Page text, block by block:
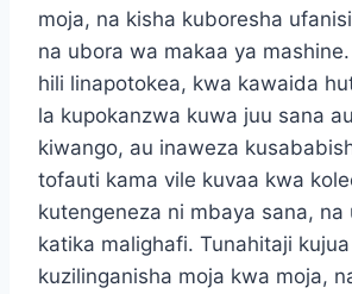
moja, na kisha kuboresha
na ubora wa makaa ya
hili linapotokea, kwa kawaida
la kupokanzwa kuwa juu sana
kiwango, au inaweza
tofauti kama vile kuvaa kwa
kutengeneza ni mbaya sana, na
katika malighafi. Tunahitaji
kuzilinganisha moja kwa moja,